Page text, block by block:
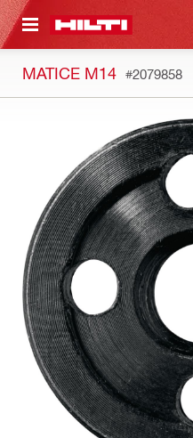
HLAVNÍ OBSAH
MATICE M14 #2079858